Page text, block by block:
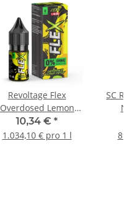
Revoltage Flex
Overdosed Lemon
Candy Nicsalt Liquid
10,34 € *
1.034,10 € pro 1 l
SC